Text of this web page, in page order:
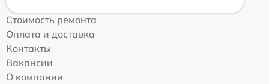
Стоимость ремонта
Оплата и доставка
Контакты
Вакансии
О компании